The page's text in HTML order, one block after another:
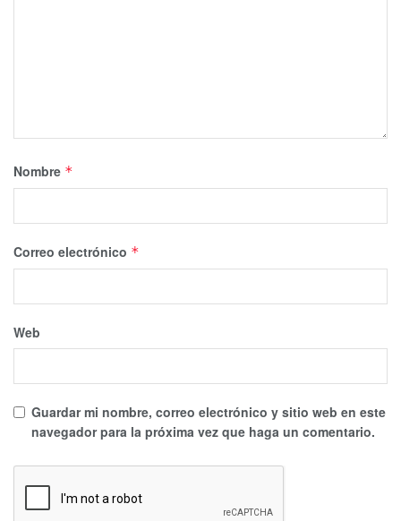
Nombre *
Correo electrónico *
Web
Guardar mi nombre, correo electrónico y sitio web en este
navegador para la próxima vez que haga un comentario.